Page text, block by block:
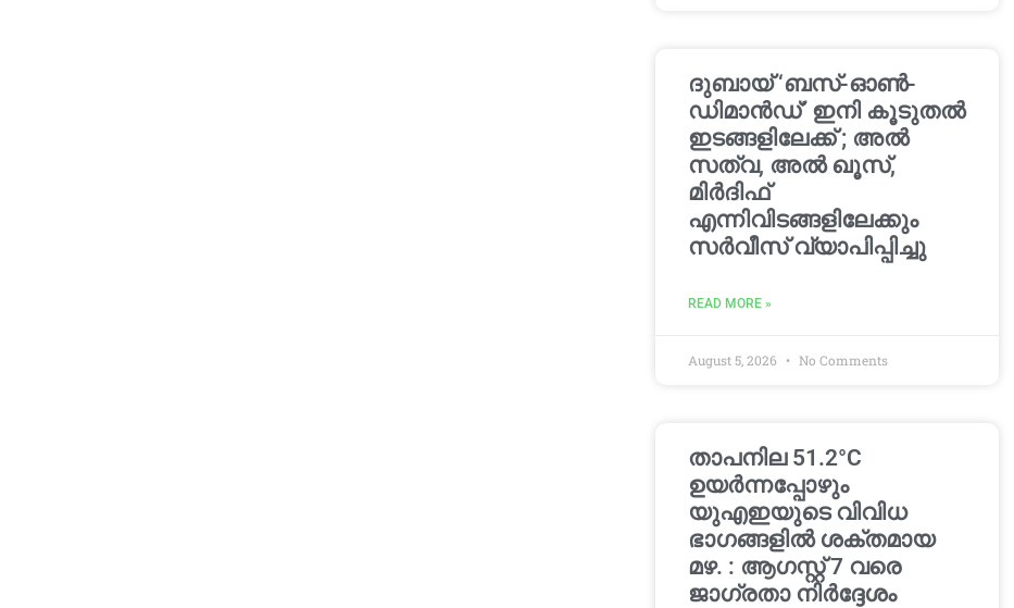
ദുബായ് ‘ബസ്-ഓൺ-
ഡിമാൻഡ്’ ഇനി കൂടുതൽ
ഇടങ്ങളിലേക്ക് ; അൽ
സത്വ, അൽ ഖൂസ്,
മിർദിഫ്
എന്നിവിടങ്ങളിലേക്കും
സർവീസ് വ്യാപിപ്പിച്ചു
READ MORE »
August 5, 2026 No Comments
താപനില 51.2°C
ഉയർന്നപ്പോഴും
യുഎഇയുടെ വിവിധ
ഭാഗങ്ങളിൽ ശക്തമായ
മഴ. : ആഗസ്റ്റ് 7 വരെ
ജാഗ്രതാ നിർദ്ദേശം